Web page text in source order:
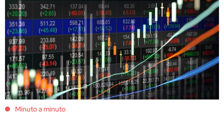
Minuto a minuto